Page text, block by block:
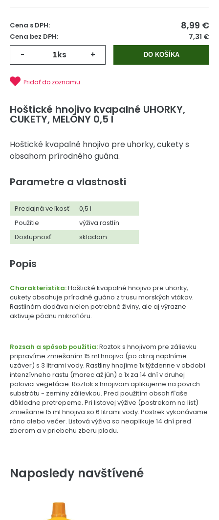
Cena s DPH: 8,99 €
Cena bez DPH: 7,31 €
- ks + DO KOŠÍKA
Pridať do zoznamu
Hoštické hnojivo kvapalné UHORKY,
CUKETY, MELÓNY 0,5 l
Hoštické kvapalné hnojivo pre uhorky, cukety s
obsahom prírodného guána.
Parametre a vlastnosti
Predajná veľkosť
0,5 l
Použitie
výživa rastlín
Dostupnosť
skladom
Popis
Charakteristika:Hoštické kvapalné hnojivo pre uhorky,
cukety obsahuje prírodné guáno z trusu morských vtákov.
Rastlinám dodáva nielen potrebné živiny, ale aj výrazne
aktivuje pôdnu mikroflóru.
Rozsah a spôsob použitia:Roztok s hnojivom pre zálievku
pripravíme zmiešaním 15 ml hnojiva (po okraj naplníme
uzáver) s 3 litrami vody. Rastliny hnojíme 1x týždenne v období
intenzívneho rastu (marec až jún) a 1x za 14 dní v druhej
polovici vegetácie. Roztok s hnojivom aplikujeme na povrch
substrátu - zeminy zálievkou. Pred použitím obsah fľaše
dôkladne pretrepeme. Pri listovej výžive (postrekom na list)
zmiešame 15 ml hnojiva so 6 litrami vody. Postrek vykonávame
ráno alebo večer. Listová výživa sa neaplikuje 14 dní pred
zberom a v priebehu zberu plodu.
Naposledy navštívené